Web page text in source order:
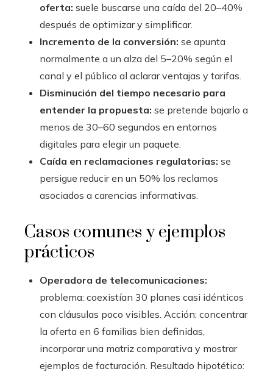
oferta: suele buscarse una caída del 20–40%
después de optimizar y simplificar.
Incremento de la conversión: se apunta
normalmente a un alza del 5–20% según el
canal y el público al aclarar ventajas y tarifas.
Disminución del tiempo necesario para
entender la propuesta: se pretende bajarlo a
menos de 30–60 segundos en entornos
digitales para elegir un paquete.
Caída en reclamaciones regulatorias: se
persigue reducir en un 50% los reclamos
asociados a carencias informativas.
Casos comunes y ejemplos
prácticos
Operadora de telecomunicaciones:
problema: coexistían 30 planes casi idénticos
con cláusulas poco visibles. Acción: concentrar
la oferta en 6 familias bien definidas,
incorporar una matriz comparativa y mostrar
ejemplos de facturación. Resultado hipotético: